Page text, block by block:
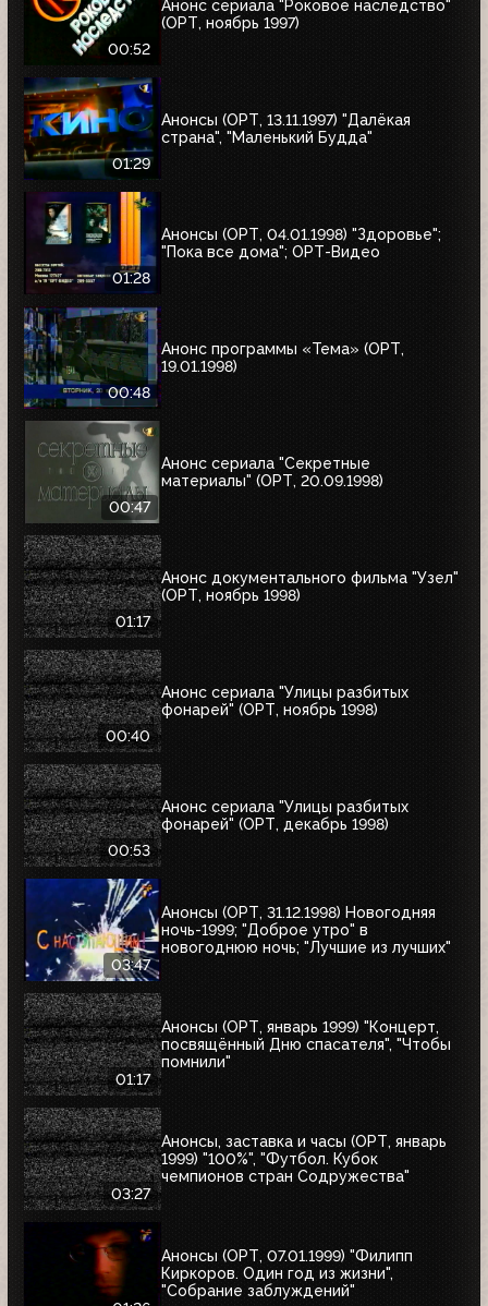
00:52
Анонс сериала "Роковое наследство"
(ОРТ, ноябрь 1997)
01:29
Анонсы (ОРТ, 13.11.1997) "Далёкая
страна", "Маленький Будда"
01:28
Анонсы (ОРТ, 04.01.1998) "Здоровье";
"Пока все дома"; ОРТ-Видео
00:48
Анонс программы «Тема» (ОРТ,
19.01.1998)
00:47
Анонс сериала "Секретные
материалы" (ОРТ, 20.09.1998)
01:17
Анонс документального фильма "Узел"
(ОРТ, ноябрь 1998)
00:40
Анонс сериала "Улицы разбитых
фонарей" (ОРТ, ноябрь 1998)
00:53
Анонс сериала "Улицы разбитых
фонарей" (ОРТ, декабрь 1998)
03:47
Анонсы (ОРТ, 31.12.1998) Новогодняя
ночь-1999; "Доброе утро" в
новогоднюю ночь; "Лучшие из лучших"
01:17
Анонсы (ОРТ, январь 1999) "Концерт,
посвящённый Дню спасателя", "Чтобы
помнили"
03:27
Анонсы, заставка и часы (ОРТ, январь
1999) "100%", "Футбол. Кубок
чемпионов стран Содружества"
Анонсы (ОРТ, 07.01.1999) "Филипп
Киркоров. Один год из жизни",
"Собрание заблуждений"